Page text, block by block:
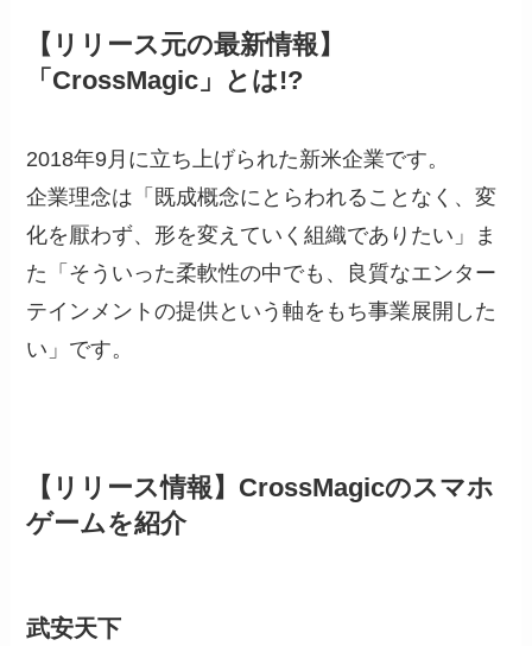
【リリース元の最新情報】
「CrossMagic」とは!?
2018年9月に立ち上げられた新米企業です。
企業理念は「既成概念にとらわれることなく、変
化を厭わず、形を変えていく組織でありたい」ま
た「そういった柔軟性の中でも、良質なエンター
テインメントの提供という軸をもち事業展開した
い」です。
【リリース情報】CrossMagicのスマホ
ゲームを紹介
武安天下